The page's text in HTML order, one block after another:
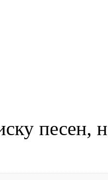
песен,